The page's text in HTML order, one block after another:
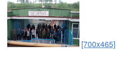
[700x465]